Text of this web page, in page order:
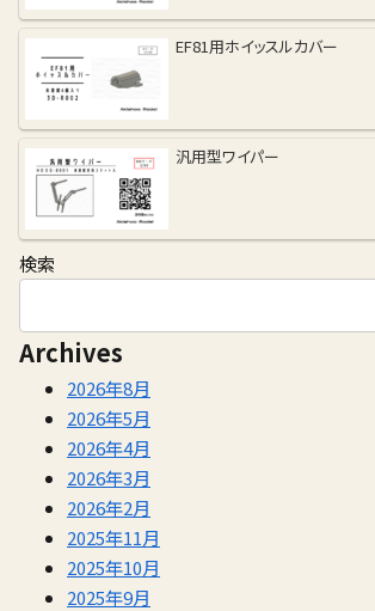
EF81用ホイッスルカバー
汎用型ワイパー
検索
Archives
2026年8月
2026年5月
2026年4月
2026年3月
2026年2月
2025年11月
2025年10月
2025年9月